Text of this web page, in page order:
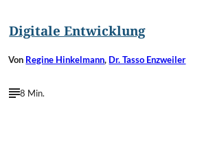
Digitale Entwicklung
Von Regine Hinkelmann, Dr. Tasso Enzweiler
8 Min.